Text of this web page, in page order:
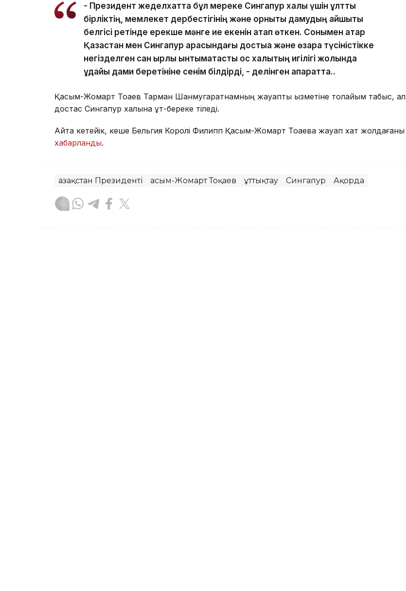
- Президент жеделхатта бұл мереке Сингапур халқы үшін ұлттық
бірліктің, мемлекет дербестігінің және орнықты дамудың айшықты
белгісі ретінде ерекше мәнге ие екенін атап өткен. Сонымен қатар
Қазақстан мен Сингапур арасындағы достыққа және өзара түсіністікке
негізделген сан қырлы ынтымақтастық қос халықтың игілігі жолында
ұдайы дами беретініне сенім білдірді, - делінген ақпаратта..
Қасым-Жомарт Тоқаев Тарман Шанмугаратнамның жауапты қызметіне толайым табыс, ал
достас Сингапур халқына құт-береке тіледі.
Айта кетейік, кеше Бельгия Королі Филипп Қасым-Жомарт Тоқаевқа жауап хат жолдағаны
хабарланды.
Қазақстан Президенті Қасым-Жомарт Тоқаев Құттықтау Сингапур Ақорда